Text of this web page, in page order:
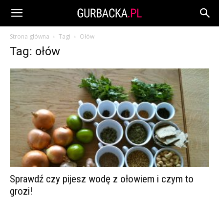
Strona główna Tagi Ołów
Tag: ołów
Sprawdź czy pijesz wodę z ołowiem i czym to
grozi!